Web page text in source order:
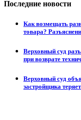
Последние новости
Как возмещать
товара?
Верховный суд
при возврате
Верховный суд
застройщика